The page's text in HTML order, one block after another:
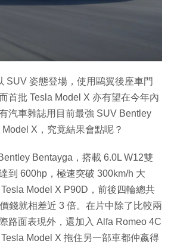
SUV 姿態登場，使用鷗翼後座車門
首批 Tesla Model X 亦有望在今年內
汽車雜誌用目前最強 SUV Bentley
X，究竟結果會點呢？
Bentayga，搭載 6.0L W12雙
到 600hp，極速突破 300km/h 大
Model X P90D，前後四輪總共
錢就相差近 3 倍。在片中除了比較兩
路面表現外，還加入 Alfa Romeo 4C
Model X 拖住另一部車都仲嬴得